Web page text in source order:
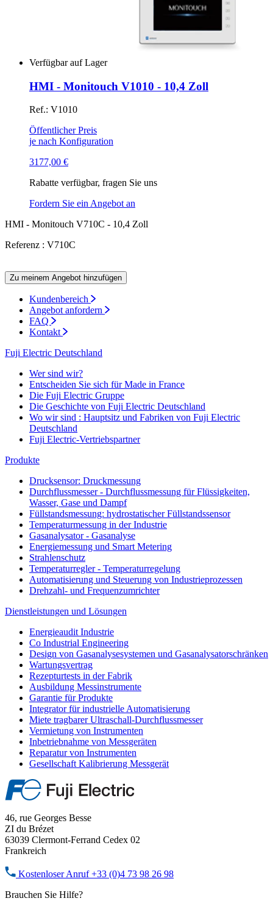
Verfügbar auf Lager
HMI - Monitouch V1010 - 10,4 Zoll
Ref.: V1010
Öffentlicher Preis
je nach Konfiguration
3177,00 €
Rabatte verfügbar, fragen Sie uns
Fordern Sie ein Angebot an
HMI - Monitouch V710C - 10,4 Zoll
Referenz : V710C
Zu meinem Angebot hinzufügen
Kundenbereich
Angebot anfordern
FAQ
Kontakt
Fuji Electric Deutschland
Wer sind wir?
Entscheiden Sie sich für Made in France
Die Fuji Electric Gruppe
Die Geschichte von Fuji Electric Deutschland
Wo wir sind : Hauptsitz und Fabriken von Fuji Electric
Deutschland
Fuji Electric-Vertriebspartner
Produkte
Drucksensor: Druckmessung
Durchflussmesser - Durchflussmessung für Flüssigkeiten,
Wasser, Gase und Dampf
Füllstandsmessung: hydrostatischer Füllstandssensor
Temperaturmessung in der Industrie
Gasanalysator - Gasanalyse
Energiemessung und Smart Metering
Strahlenschutz
Temperaturregler - Temperaturregelung
Automatisierung und Steuerung von Industrieprozessen
Drehzahl- und Frequenzumrichter
Dienstleistungen und Lösungen
Energieaudit Industrie
Co Industrial Engineering
Design von Gasanalysesystemen und Gasanalysatorschränken
Wartungsvertrag
Rezepturtests in der Fabrik
Ausbildung Messinstrumente
Garantie für Produkte
Integrator für industrielle Automatisierung
Miete tragbarer Ultraschall-Durchflussmesser
Vermietung von Instrumenten
Inbetriebnahme von Messgeräten
Reparatur von Instrumenten
Gesellschaft Kalibrierung Messgerät
46, rue Georges Besse
ZI du Brézet
63039 Clermont-Ferrand Cedex 02
Frankreich
Kostenloser Anruf+33 (0)4 73 98 26 98
Brauchen Sie Hilfe?